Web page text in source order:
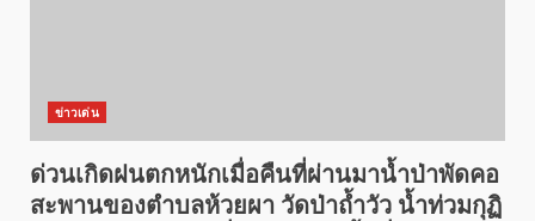
ข่าวเด่น
ด่วนเกิดฝนตกหนักเมื่อคืนที่ผ่านมาน้ำป่าพัดคอ
สะพานของตำบลห้วยผา วัดป่าถ้ำวัว น้ำท่วมกุฏิ